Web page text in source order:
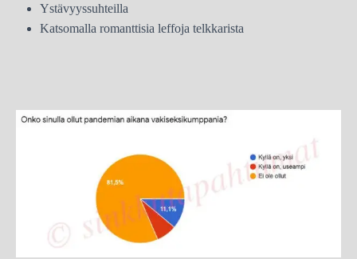
Ystävyyssuhteilla
Katsomalla romanttisia leffoja telkkarista